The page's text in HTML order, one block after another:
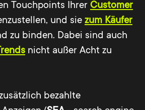
Touchpoints Ihrer Customer
und sie zum Käufer
zu binden. Dabei sind auch
nicht außer Acht zu
bezahlte